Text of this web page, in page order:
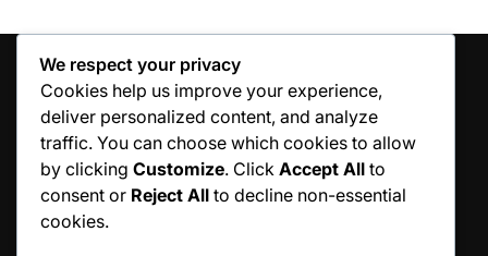
SZUKAJ
Search
for:
We respect your privacy
Cookies help us improve your experience,
deliver personalized content, and analyze
traffic. You can choose which cookies to allow
by clicking Customize. Click Accept All to
consent or Reject All to decline non-essential
cookies.